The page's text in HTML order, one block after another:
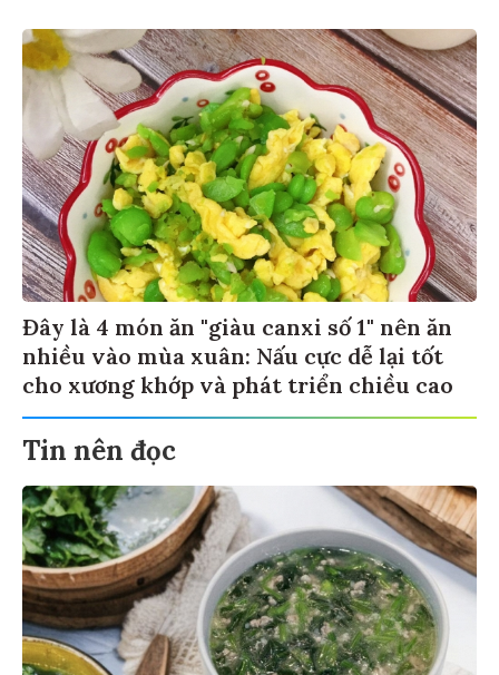
Đây là 4 món ăn "giàu canxi số 1" nên ăn
nhiều vào mùa xuân: Nấu cực dễ lại tốt
cho xương khớp và phát triển chiều cao
Tin nên đọc